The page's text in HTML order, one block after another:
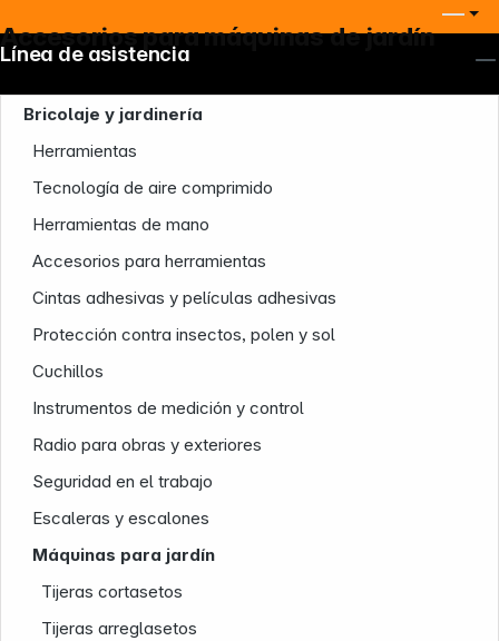
Accesorios para máquinas de jardín
Bricolaje y jardinería
Herramientas
Tecnología de aire comprimido
Herramientas de mano
Accesorios para herramientas
Cintas adhesivas y películas adhesivas
Protección contra insectos, polen y sol
Cuchillos
Instrumentos de medición y control
Radio para obras y exteriores
Seguridad en el trabajo
Escaleras y escalones
Máquinas para jardín
Tijeras cortasetos
Tijeras arreglasetos
Línea de asistencia